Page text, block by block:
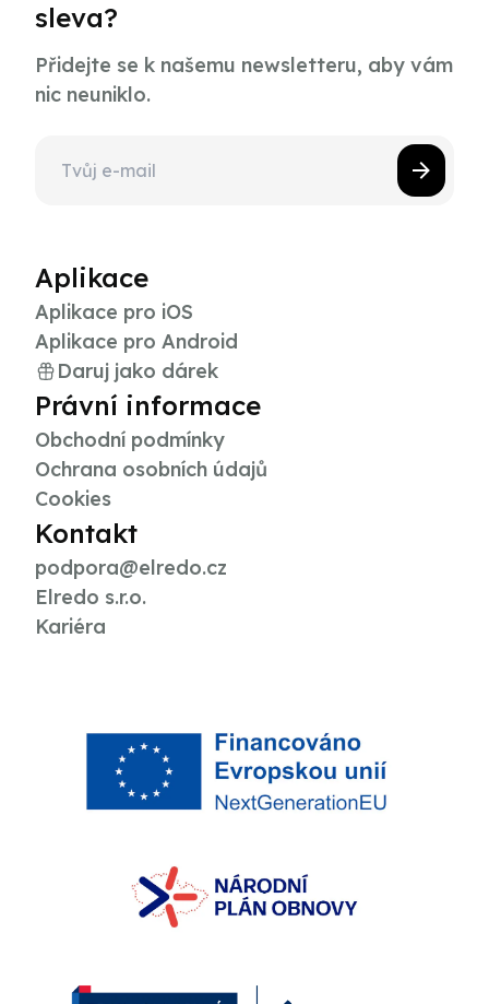
sleva?
Přidejte se k našemu newsletteru, aby vám
nic neuniklo.
Aplikace
Aplikace pro iOS
Aplikace pro Android
Daruj jako dárek
Právní informace
Obchodní podmínky
Ochrana osobních údajů
Cookies
Kontakt
podpora@elredo.cz
Elredo s.r.o.
Kariéra